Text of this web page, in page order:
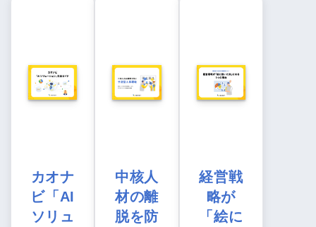
カオナ
ビ「AI
ソリュ
中核人
材の離
脱を防
経営戦
略が
「絵に